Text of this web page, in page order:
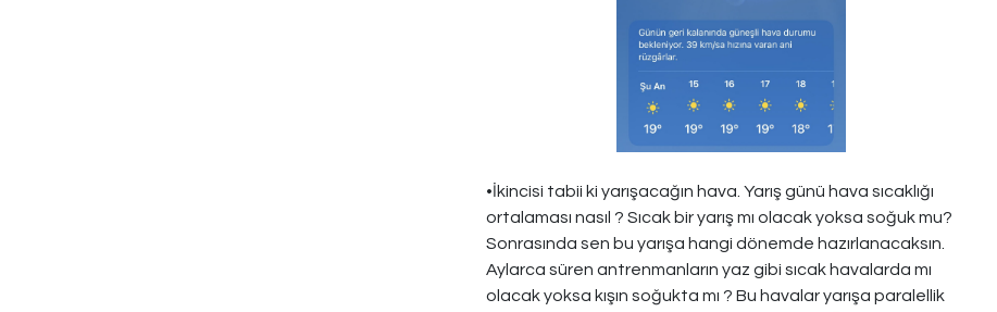
•İkincisi tabii ki yarışacağın hava. Yarış günü hava sıcaklığı
ortalaması nasıl ? Sıcak bir yarış mı olacak yoksa soğuk mu?
Sonrasında sen bu yarışa hangi dönemde hazırlanacaksın.
Aylarca süren antrenmanların yaz gibi sıcak havalarda mı
olacak yoksa kışın soğukta mı ? Bu havalar yarışa paralellik